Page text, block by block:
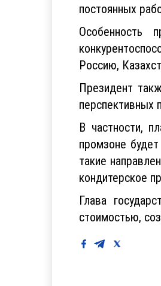
постоянных
Особенность
Россию,
Президент
В частности,
промзоне
такие
кондитерское
Глава
стоимостью,